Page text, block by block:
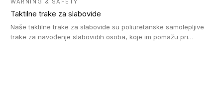
WARNING & SAFETY
Taktilne trake za slabovide
Naše taktilne trake za slabovide su poliuretanske samolepljive
trake za navođenje slabovidih osoba, koje im pomažu pri